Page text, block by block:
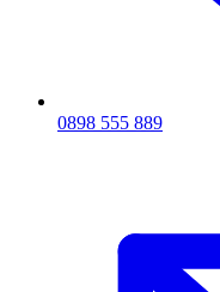
0898 555 889